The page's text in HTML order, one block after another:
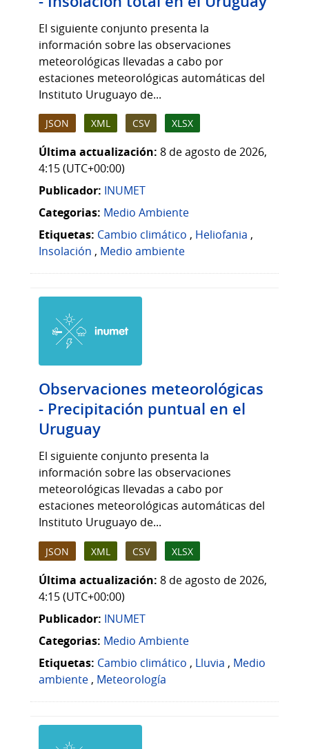
El siguiente conjunto presenta la
información sobre las observaciones
meteorológicas llevadas a cabo por
estaciones meteorológicas automáticas del
Instituto Uruguayo de...
JSON XML CSV XLSX
Última actualización: 8 de agosto de 2026,
4:15 (UTC+00:00)
Publicador: INUMET
Categorias: Medio Ambiente
Etiquetas: Cambio climático , Heliofania ,
Insolación , Medio ambiente
Observaciones meteorológicas
- Precipitación puntual en el
Uruguay
El siguiente conjunto presenta la
información sobre las observaciones
meteorológicas llevadas a cabo por
estaciones meteorológicas automáticas del
Instituto Uruguayo de...
JSON XML CSV XLSX
Última actualización: 8 de agosto de 2026,
4:15 (UTC+00:00)
Publicador: INUMET
Categorias: Medio Ambiente
Etiquetas: Cambio climático , Lluvia , Medio
ambiente , Meteorología